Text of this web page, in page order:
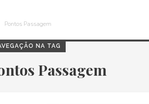
Pontos Passagem
NA TAG
Passagem